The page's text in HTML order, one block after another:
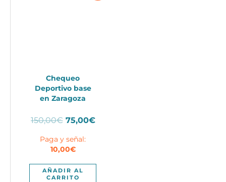
Chequeo
Deportivo base
en Zaragoza
150,00€ El
original
era:
150,00€.
75,00€El
75,00€.
Paga y señal:
10,00€
AÑADIR AL
CARRITO